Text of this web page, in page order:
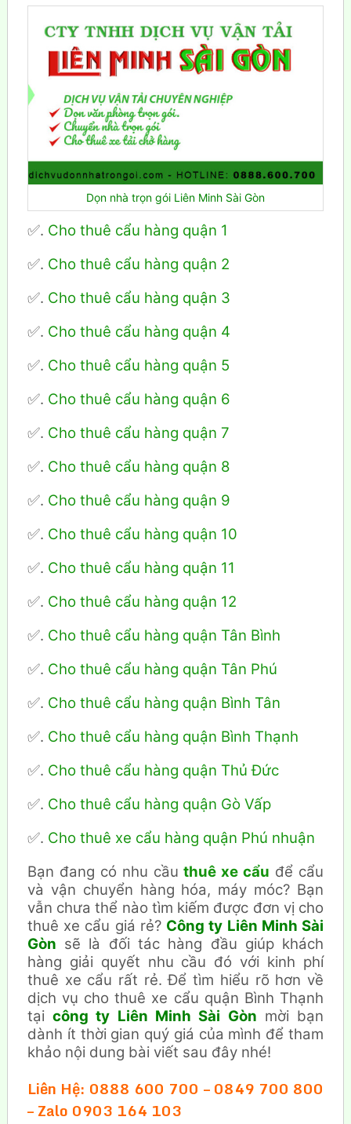
Dọn nhà trọn gói Liên Minh Sài Gòn
✅. Cho thuê cẩu hàng quận 1
✅. Cho thuê cẩu hàng quận 2
✅. Cho thuê cẩu hàng quận 3
✅. Cho thuê cẩu hàng quận 4
✅. Cho thuê cẩu hàng quận 5
✅. Cho thuê cẩu hàng quận 6
✅. Cho thuê cẩu hàng quận 7
✅. Cho thuê cẩu hàng quận 8
✅. Cho thuê cẩu hàng quận 9
✅. Cho thuê cẩu hàng quận 10
✅. Cho thuê cẩu hàng quận 11
✅. Cho thuê cẩu hàng quận 12
✅. Cho thuê cẩu hàng quận Tân Bình
✅. Cho thuê cẩu hàng quận Tân Phú
✅. Cho thuê cẩu hàng quận Bình Tân
✅. Cho thuê cẩu hàng quận Bình Thạnh
✅. Cho thuê cẩu hàng quận Thủ Đức
✅. Cho thuê cẩu hàng quận Gò Vấp
✅. Cho thuê xe cẩu hàng quận Phú nhuận
Bạn đang có nhu cầuthuê xe cẩu để cẩu
và vận chuyển hàng hóa, máy móc? Bạn
vẫn chưa thể nào tìm kiếm được đơn vị cho
thuê xe cẩu giá rẻ? Công ty Liên Minh Sài
Gòn sẽ là đối tác hàng đầu giúp khách
hàng giải quyết nhu cầu đó với kinh phí
thuê xe cẩu rất rẻ. Để tìm hiểu rõ hơn về
dịch vụ cho thuê xe cẩu quận Bình Thạnh
tạicông ty Liên Minh Sài Gòn mời bạn
dành ít thời gian quý giá của mình để tham
khảo nội dung bài viết sau đây nhé!
Liên Hệ: 0888 600 700 – 0849 700 800
– Zalo 0903 164 103